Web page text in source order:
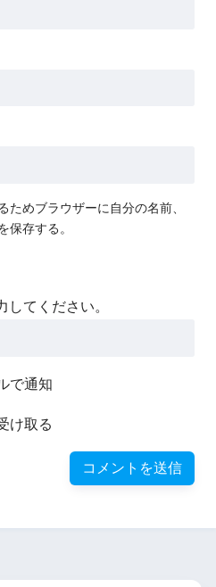
ためブラウザーに自分の名前、
保存する。
してください。
で通知
け取る